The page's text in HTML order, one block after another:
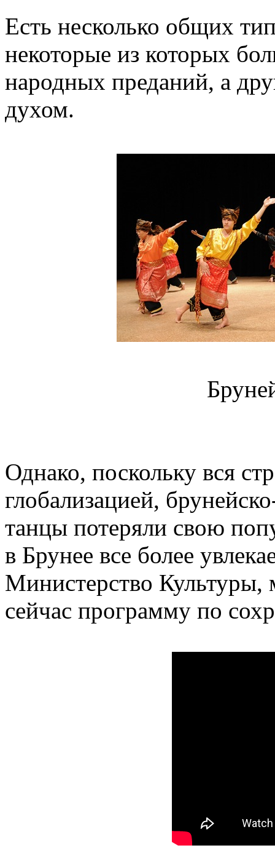
Есть несколько общих
некоторые из которых
народных преданий, а
духом.
Однако, поскольку вся
глобализацией,
танцы потеряли свою
в Брунее все более
Министерство Культуры,
сейчас программу по